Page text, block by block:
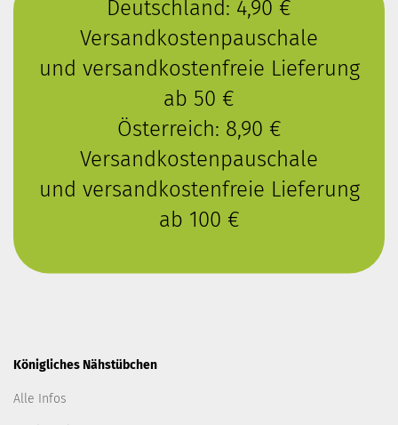
Deutschland: 4,90 €
Versandkostenpauschale
und versandkostenfreie Lieferung
ab 50 €
Österreich: 8,90 €
Versandkostenpauschale
und versandkostenfreie Lieferung
ab 100 €
Königliches Nähstübchen
Alle Infos